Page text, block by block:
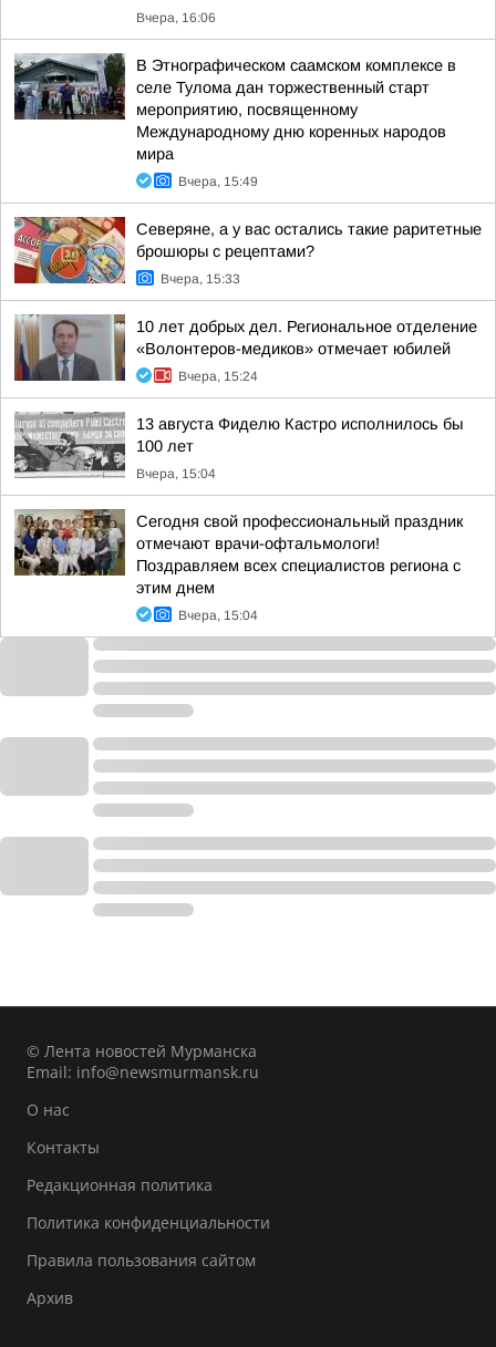
Вчера, 16:06
В Этнографическом саамском комплексе в
селе Тулома дан торжественный старт
мероприятию, посвященному
Международному дню коренных народов
мира
Вчера, 15:49
Северяне, а у вас остались такие раритетные
брошюры с рецептами?
Вчера, 15:33
10 лет добрых дел. Региональное отделение
«Волонтеров-медиков» отмечает юбилей
Вчера, 15:24
13 августа Фиделю Кастро исполнилось бы
100 лет
Вчера, 15:04
Сегодня свой профессиональный праздник
отмечают врачи-офтальмологи!
Поздравляем всех специалистов региона с
этим днем
Вчера, 15:04
© Лента новостей Мурманска
Email: info@newsmurmansk.ru
О нас
Контакты
Редакционная политика
Политика конфиденциальности
Правила пользования сайтом
Архив